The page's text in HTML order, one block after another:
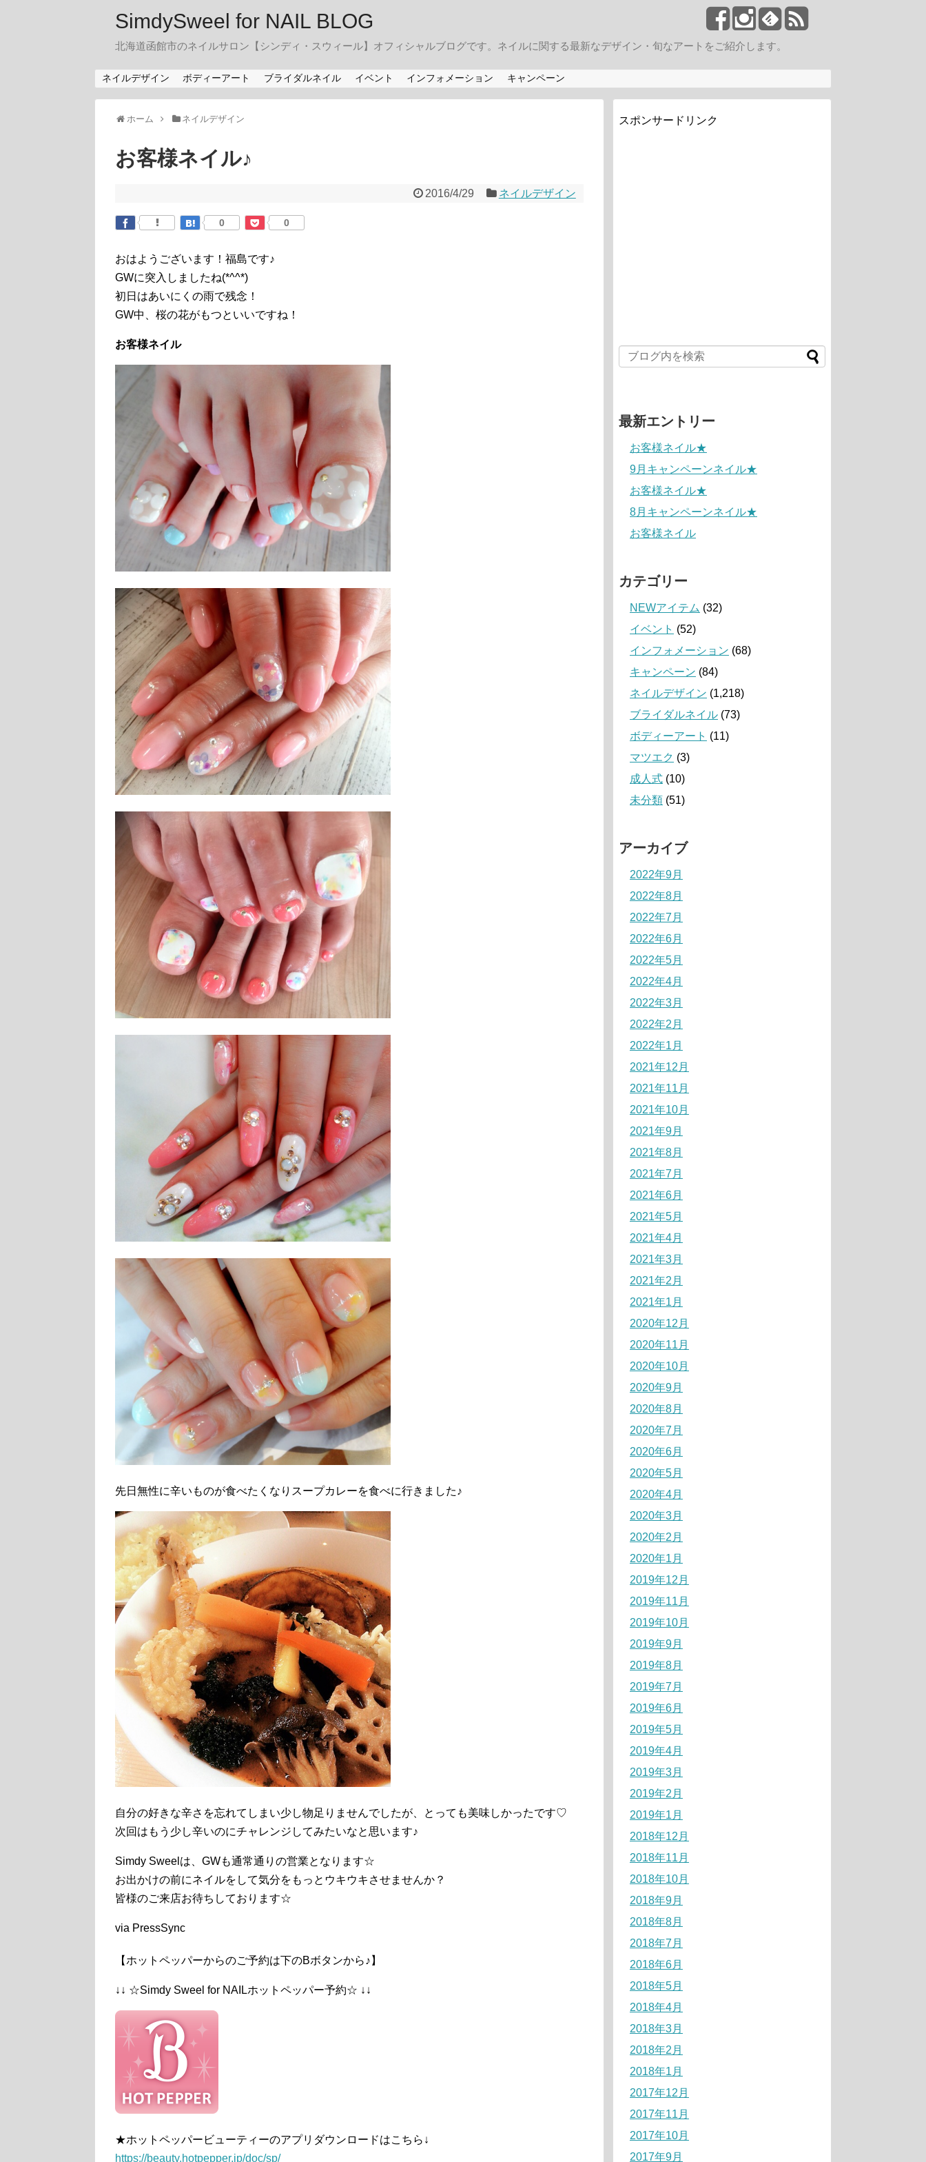
SimdySweel for NAIL BLOG
北海道函館市のネイルサロン【シンディ・スウィール】オフィシャルブログです。ネイルに関する最新なデザイン・旬なアートをご紹介します。
ネイルデザイン ボディーアート ブライダルネイル イベント インフォメーション キャンペーン
ホーム ネイルデザイン
お客様ネイル♪
2016/4/29 ネイルデザイン
0 0
おはようございます！福島です♪
GWに突入しましたね(*^^*)
初日はあいにくの雨で残念！
GW中、桜の花がもつといいですね！
お客様ネイル
先日無性に辛いものが食べたくなりスープカレーを食べに行きました♪
自分の好きな辛さを忘れてしまい少し物足りませんでしたが、とっても美味しかったです♡
次回はもう少し辛いのにチャレンジしてみたいなと思います♪
Simdy Sweelは、GWも通常通りの営業となります☆
お出かけの前にネイルをして気分をもっとウキウキさせませんか？
皆様のご来店お待ちしております☆
via PressSync
【ホットペッパーからのご予約は下のBボタンから♪】
↓↓ ☆Simdy Sweel for NAILホットペッパー予約☆ ↓↓
★ホットペッパービューティーのアプリダウンロードはこちら↓
https://beauty.hotpepper.jp/doc/sp/
スポンサードリンク
最新エントリー
お客様ネイル★
9月キャンペーンネイル★
お客様ネイル★
8月キャンペーンネイル★
お客様ネイル
カテゴリー
NEWアイテム (32)
イベント (52)
インフォメーション (68)
キャンペーン (84)
ネイルデザイン (1,218)
ブライダルネイル (73)
ボディーアート (11)
マツエク (3)
成人式 (10)
未分類 (51)
アーカイブ
2022年9月
2022年8月
2022年7月
2022年6月
2022年5月
2022年4月
2022年3月
2022年2月
2022年1月
2021年12月
2021年11月
2021年10月
2021年9月
2021年8月
2021年7月
2021年6月
2021年5月
2021年4月
2021年3月
2021年2月
2021年1月
2020年12月
2020年11月
2020年10月
2020年9月
2020年8月
2020年7月
2020年6月
2020年5月
2020年4月
2020年3月
2020年2月
2020年1月
2019年12月
2019年11月
2019年10月
2019年9月
2019年8月
2019年7月
2019年6月
2019年5月
2019年4月
2019年3月
2019年2月
2019年1月
2018年12月
2018年11月
2018年10月
2018年9月
2018年8月
2018年7月
2018年6月
2018年5月
2018年4月
2018年3月
2018年2月
2018年1月
2017年12月
2017年11月
2017年10月
2017年9月